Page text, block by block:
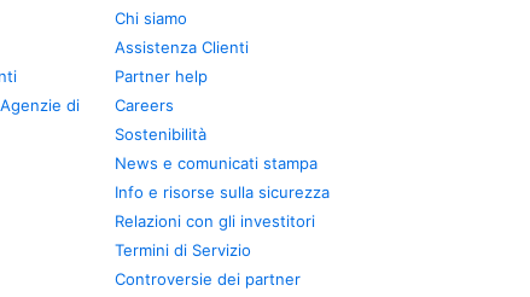
di
Chi siamo
Assistenza Clienti
Partner help
Careers
Sostenibilità
News e comunicati stampa
Info e risorse sulla sicurezza
Relazioni con gli investitori
Termini di Servizio
Controversie dei partner